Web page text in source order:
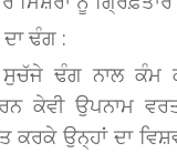
ਢੰਗ :
ਢੰਗ ਨਾਲ ਕੰਮ
ਕੇਵੀ ਉਪਨਾਮ
ਉਨ੍ਹਾਂ ਦਾ